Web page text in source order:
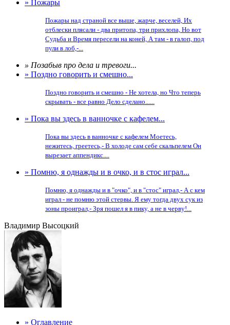
» Пожары
Пожары над страной все выше, жарче, веселей, Их
отблески плясали - два притопа, три прихлопа, Но вот
Судьба и Время пересели на коней, А там - в галоп, под
пули в лоб,-...
» Позабыв про дела и тревоги...
» Поздно говорить и смешно...
Поздно говорить и смешно - Не хотела, но Что теперь
скрывать - все равно Дело сделано......
» Пока вы здесь в ванночке с кафелем...
Пока вы здесь в ванночке с кафелем Моетесь,
нежитесь, греетесь,- В холоде сам себе скальпелем Он
вырезает аппендикс....
» Помню, я однажды и в очко, и в стос играл...
Помню, я однажды и в "очко", и в "стос" играл,- А с кем
играл - не помню этой стервы. Я ему тогда двух сук из
зоны проиграл,- Зря пошел я в пику, а не в черву!...
Владимир Высоцкий
» Оглавление